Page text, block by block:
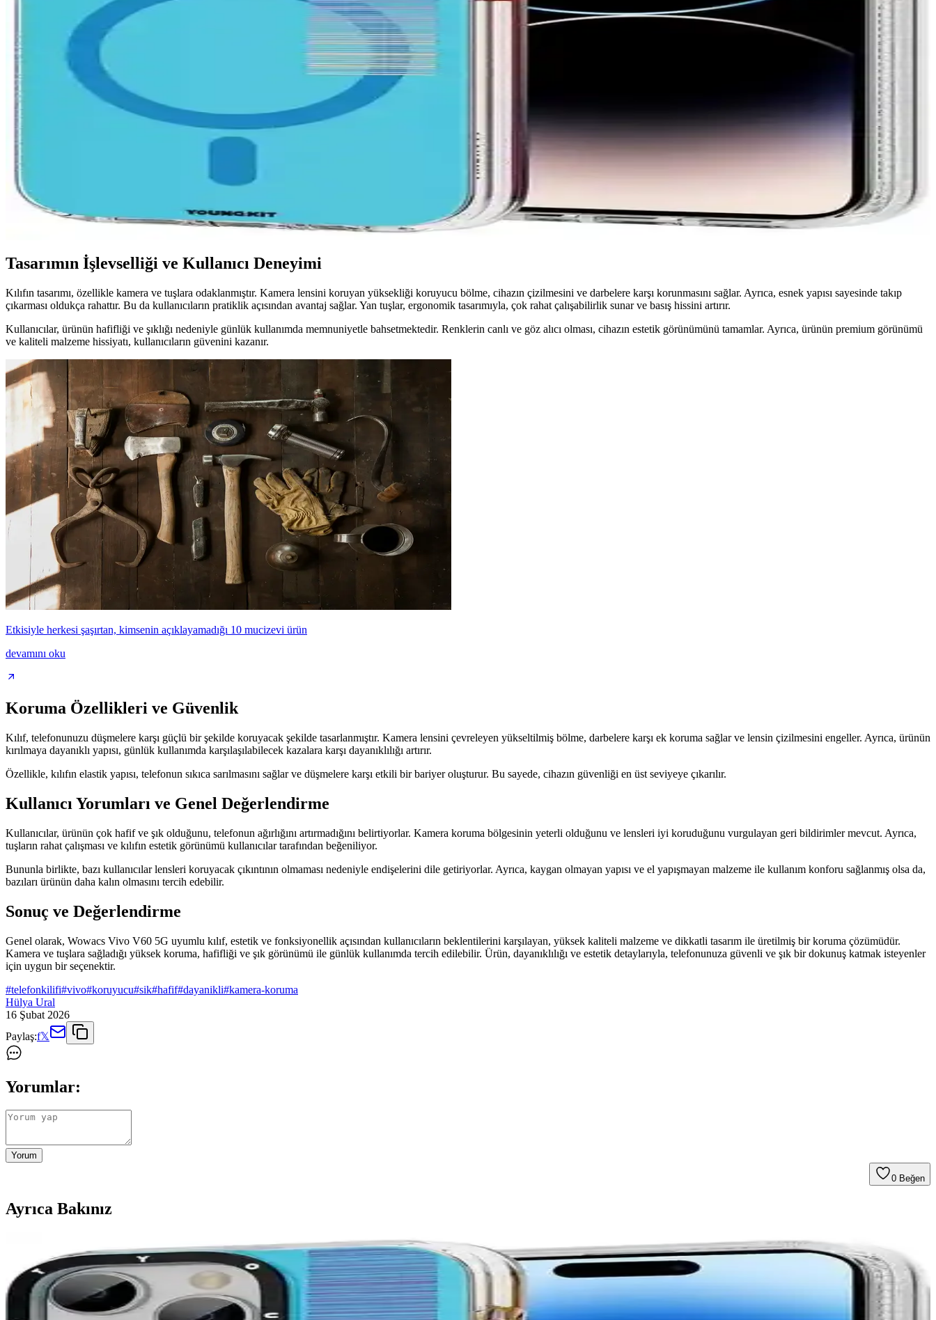
Fibaks Galaxy A34 kılıfı, şık tasarımı ve yüksek koruma özellikleri ile telefonunuzu çizilmelere ve darbelere karşı korur, kullanımı kolay ve estetik detaylara sahiptir.
Go Aksesuar iPhone 11 Uyumlu Kılıflarını Karşılaştırmalı İnceleme ve Kullanıcı Yorumları
Go Aksesuar'ın iPhone 11 uyumlu iki popüler kılıfını detaylı şekilde karşılaştırıyoruz. Tasarım, malzeme ve kullanıcı yorumlarıyla en uygun seçeneği bulmanıza yardımcı oluyoruz.
Xiaomi Redmi Note 11S İçin Şık ve İnce Parfe Silikon Kılıf Tasarımı ve Özellikleri
Xiaomi Redmi Note 11S için tasarlanan ultra ince parfe silikon kılıf, estetik ve dayanıklı malzemesiyle cihazınızı çizik ve darbelere karşı korur, şık tasarımıyla dikkat çeker.
BeCase Leopar Desenli Premium Silikon Telefon Kılıfı iPhone 13 ve 14 İçin
BeCase'in leopar desenli iPhone 13 ve 14 uyumlu silikon kılıfı, şıklık ve koruma sunar. Hafif ve dayanıklı tasarımıyla telefonunuza şıklık katarken darbeleri ve çizilmeleri önler.
YoungKit iPhone 14 Pro Max Kılıf Serileri Karşılaştırması: Pure ve Rock Serisi Özellikleri
YoungKit'in Pure ve Rock serisi iPhone 14 Pro Max kılıflarını karşılaştırıyoruz. Malzeme, koruma, tasarım ve kullanıcı geri bildirimleriyle her iki serinin avantajlarını ve dezavantajlarını detaylandırıyoruz.
Tasarımın İşlevselliği ve Kullanıcı Deneyimi
Kılıfın tasarımı, özellikle kamera ve tuşlara odaklanmıştır. Kamera lensini koruyan yüksekliği koruyucu bölme, cihazın çizilmesini ve darbelere karşı korunmasını sağlar. Ayrıca, esnek yapısı sayesinde takıp
çıkarması oldukça rahattır. Bu da kullanıcıların pratiklik açısından avantaj sağlar. Yan tuşlar, ergonomik tasarımıyla, çok rahat çalışabilirlik sunar ve basış hissini artırır.
Kullanıcılar, ürünün hafifliği ve şıklığı nedeniyle günlük kullanımda memnuniyetle bahsetmektedir. Renklerin canlı ve göz alıcı olması, cihazın estetik görünümünü tamamlar. Ayrıca, ürünün premium görünümü
ve kaliteli malzeme hissiyatı, kullanıcıların güvenini kazanır.
Etkisiyle herkesi şaşırtan, kimsenin açıklayamadığı 10 mucizevi ürün
devamını oku
Koruma Özellikleri ve Güvenlik
Kılıf, telefonunuzu düşmelere karşı güçlü bir şekilde koruyacak şekilde tasarlanmıştır. Kamera lensini çevreleyen yükseltilmiş bölme, darbelere karşı ek koruma sağlar ve lensin çizilmesini engeller. Ayrıca, ürünün
kırılmaya dayanıklı yapısı, günlük kullanımda karşılaşılabilecek kazalara karşı dayanıklılığı artırır.
Özellikle, kılıfın elastik yapısı, telefonun sıkıca sarılmasını sağlar ve düşmelere karşı etkili bir bariyer oluşturur. Bu sayede, cihazın güvenliği en üst seviyeye çıkarılır.
Kullanıcı Yorumları ve Genel Değerlendirme
Kullanıcılar, ürünün çok hafif ve şık olduğunu, telefonun ağırlığını artırmadığını belirtiyorlar. Kamera koruma bölgesinin yeterli olduğunu ve lensleri iyi koruduğunu vurgulayan geri bildirimler mevcut. Ayrıca,
tuşların rahat çalışması ve kılıfın estetik görünümü kullanıcılar tarafından beğeniliyor.
Bununla birlikte, bazı kullanıcılar lensleri koruyacak çıkıntının olmaması nedeniyle endişelerini dile getiriyorlar. Ayrıca, kaygan olmayan yapısı ve el yapışmayan malzeme ile kullanım konforu sağlanmış olsa da,
bazıları ürünün daha kalın olmasını tercih edebilir.
Sonuç ve Değerlendirme
Genel olarak, Wowacs Vivo V60 5G uyumlu kılıf, estetik ve fonksiyonellik açısından kullanıcıların beklentilerini karşılayan, yüksek kaliteli malzeme ve dikkatli tasarım ile üretilmiş bir koruma çözümüdür.
Kamera ve tuşlara sağladığı yüksek koruma, hafifliği ve şık görünümü ile günlük kullanımda tercih edilebilir. Ürün, dayanıklılığı ve estetik detaylarıyla, telefonunuza güvenli ve şık bir dokunuş katmak isteyenler
için uygun bir seçenektir.
#telefonkilifi#vivo#koruyucu#sik#hafif#dayanikli#kamera-koruma
Hülya Ural
16 Şubat 2026
Paylaş:f𝕏
Yorumlar:
Yorum
0 Beğen
Ayrıca Bakınız
KVK PRİVACY Şeffaf Simli Kılıf iPhone 15 için Koruma ve Şıklık Bir Arada
Şeffaf ve simli tasarımıyla iPhone 15'e şıklık katan KVK PRİVACY kılıfı, dayanıklı malzeme ve mükemmel koruma özellikleriyle dikkat çekiyor.
Fibaks Redmi Note 11 Kılıfı: Şıklık ve Koruma Sunan Yüksek Kaliteli Silikon Kılıf